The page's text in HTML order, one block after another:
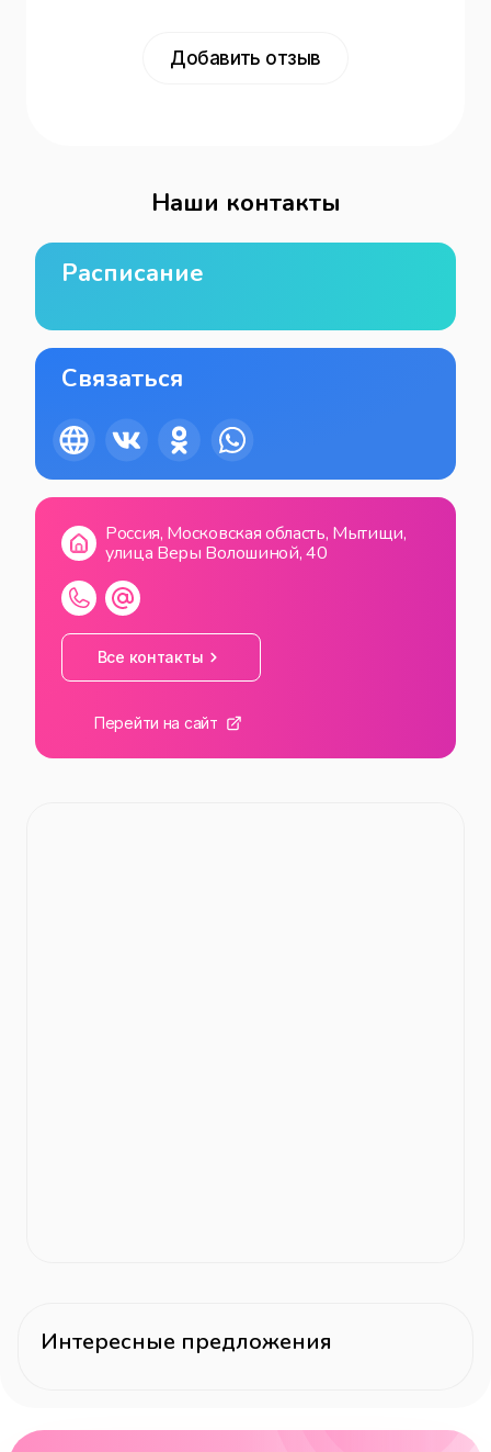
Добавить отзыв
Наши контакты
Расписание
Связаться
Россия, Московская область, Мытищи,
улица Веры Волошиной, 40
Все контакты
Перейти на сайт
Интересные предложения